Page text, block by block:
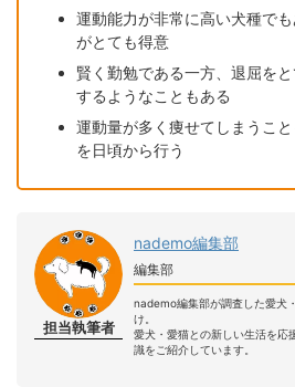
運動能力が非常に高い犬種で
がとても得意
賢く勤勉である一方、退屈を
するようなこともある
運動量が多く痩せてしまうこ
を日頃から行う
担当執筆者
nademo編集部
編集部
nademo編集部が調査した愛犬
け。
愛犬・愛猫との新しい生活を応
識をご紹介しています。